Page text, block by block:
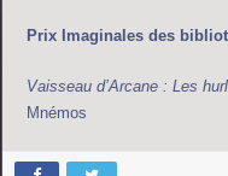
Prix Imaginales des
Vaisseau d’Arcane : Les
Mnémos